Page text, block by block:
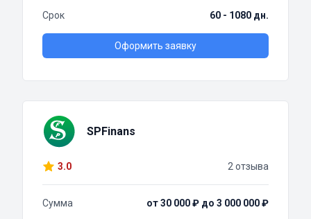
Срок
60 - 1080 дн.
Оформить заявку
SPFinans
3.0 2 отзыва
Сумма
от 30 000 ₽ до 3 000 000 ₽